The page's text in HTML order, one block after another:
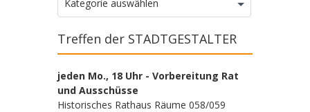
Kategorie auswählen
Treffen der STADTGESTALTER
jeden Mo., 18 Uhr - Vorbereitung Rat
und Ausschüsse
Historisches Rathaus Räume 058/059